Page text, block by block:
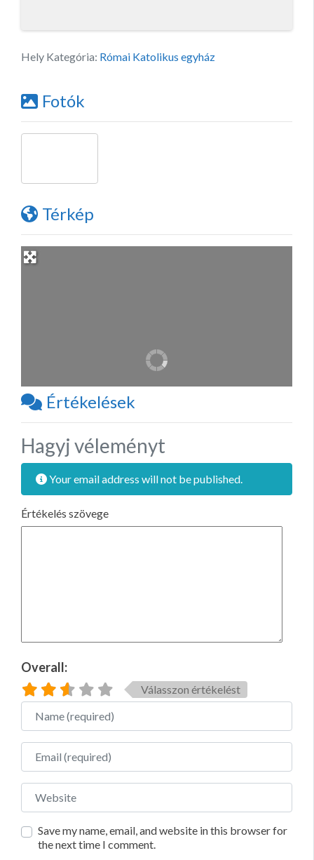
Hely Kategória: Római Katolikus egyház
Fotók
Térkép
Értékelések
Hagyj véleményt
Your email address will not be published.
Értékelés szövege
Overall:
Válasszon értékelést
Name
Email
Website
Save my name, email, and website in this browser for
the next time I comment.